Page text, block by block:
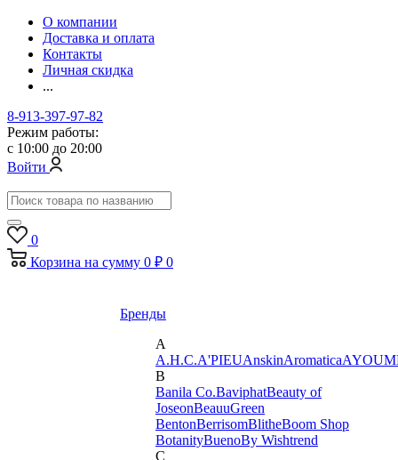
О компании
Доставка и оплата
Контакты
Личная скидка
...
8-913-397-97-82
Режим работы:
с 10:00 до 20:00
Войти
0
Корзина на сумму 0 ₽ 0
Бренды
A
A.H.C.A'PIEUAnskinAromatica
B
Banila Co.BaviphatBeauty of
JoseonBeauuGreen
BentonBerrisomBlitheBoom Shop
BotanityBuenoBy Wishtrend
C